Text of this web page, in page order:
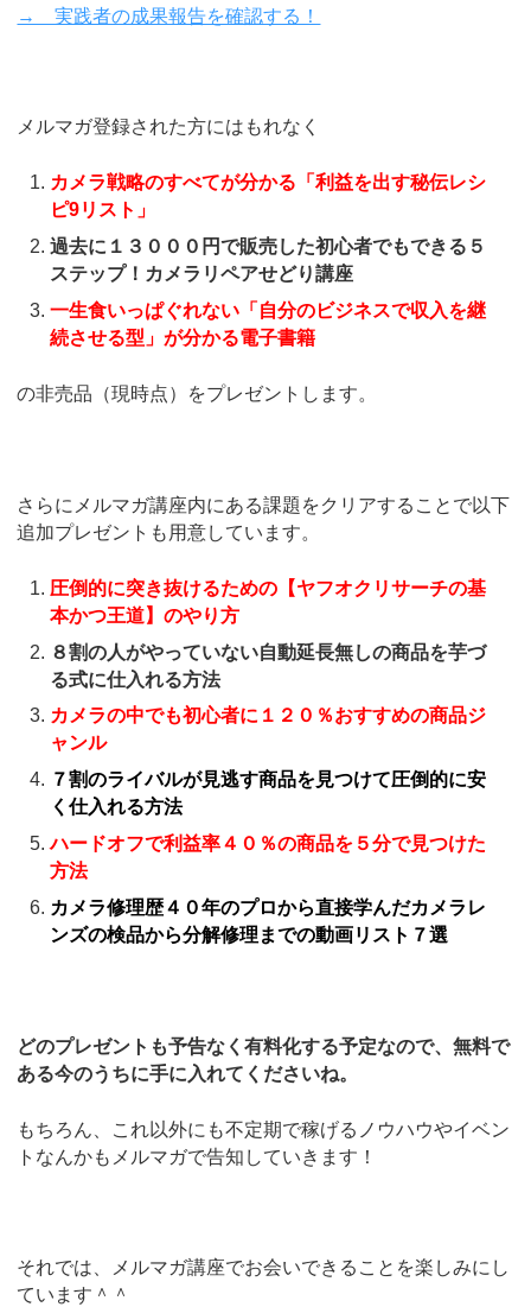
→ 実践者の成果報告を確認する！
メルマガ登録された方にはもれなく
カメラ戦略のすべてが分かる「利益を出す秘伝レシ
ピ9リスト」
過去に１３０００円で販売した初心者でもできる５
ステップ！カメラリペアせどり講座
一生食いっぱぐれない「自分のビジネスで収入を継
続させる型」が分かる電子書籍
の非売品（現時点）をプレゼントします。
さらにメルマガ講座内にある課題をクリアすることで以下
追加プレゼントも用意しています。
圧倒的に突き抜けるための【ヤフオクリサーチの基
本かつ王道】のやり方
８割の人がやっていない自動延長無しの商品を芋づ
る式に仕入れる方法
カメラの中でも初心者に１２０％おすすめの商品ジ
ャンル
７割のライバルが見逃す商品を見つけて圧倒的に安
く仕入れる方法
ハードオフで利益率４０％の商品を５分で見つけた
方法
カメラ修理歴４０年のプロから直接学んだカメラレ
ンズの検品から分解修理までの動画リスト７選
どのプレゼントも予告なく有料化する予定なので、無料で
ある今のうちに手に入れてくださいね。
もちろん、これ以外にも不定期で稼げるノウハウやイベン
トなんかもメルマガで告知していきます！
それでは、メルマガ講座でお会いできることを楽しみにし
ています＾＾